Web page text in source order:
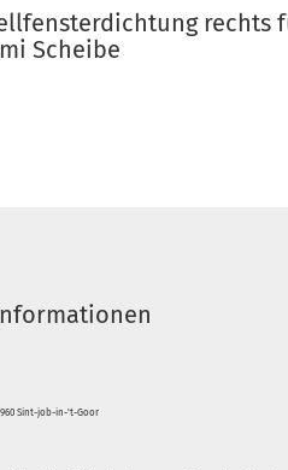
rechts
Scheibe
Sint-job-in-'t-Goor